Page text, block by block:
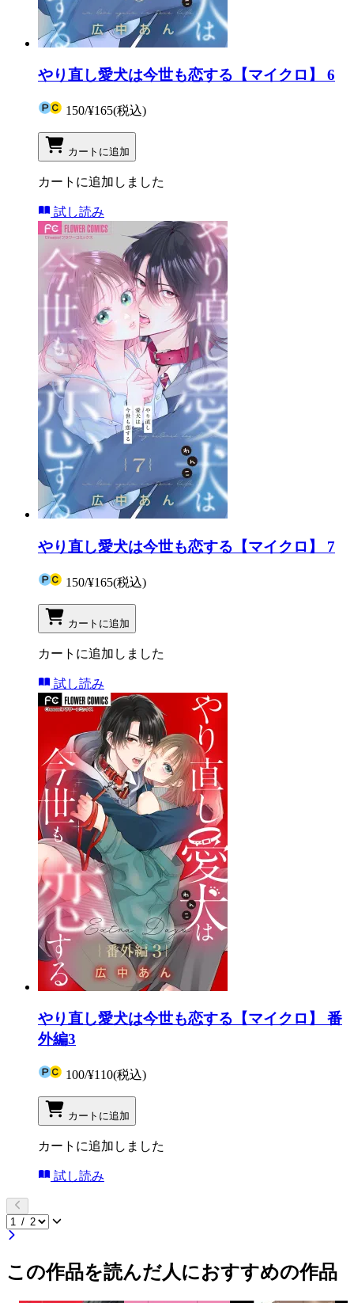
やり直し愛犬は今世も恋する【マイクロ】 6
150/¥165(税込)
カートに追加
カートに追加しました
試し読み
やり直し愛犬は今世も恋する【マイクロ】 7
150/¥165(税込)
カートに追加
カートに追加しました
試し読み
やり直し愛犬は今世も恋する【マイクロ】 番
外編3
100/¥110(税込)
カートに追加
カートに追加しました
試し読み
この作品を読んだ人におすすめの作品